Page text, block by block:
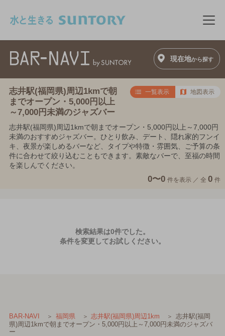
メ
現在地から探す
志井駅(福岡県)周辺1kmで朝
までオープン・5,000円以上
～7,000円未満のジャズバー
一覧表示 地図表示
志井駅(福岡県)周辺1kmで朝までオープン・5,000円以上～7,000円
未満のおすすめジャズバー。ひとり飲み、デート、隠れ家的フンイ
キ、夜景が楽しめるバーなど、タイプや特徴・雰囲気、ご予算の条
件に合わせて絞り込むこともできます。素敵なバーで、至福の時間
を楽しんでください。
0〜0 件を表示 ／ 全 0 件
検索結果は0件でした。
条件を変更してお試しください。
BAR-NAVI 福岡県 志井駅(福岡県)周辺1km
志井駅(福岡
県)周辺1kmで朝までオープン・5,000円以上～7,000円未満のジャズバ
ー